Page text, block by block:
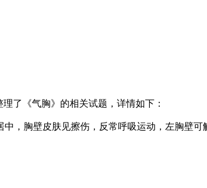
了《气胸》的相关试题，详情如下：
中，胸壁皮肤见擦伤，反常呼吸运动，左胸壁可